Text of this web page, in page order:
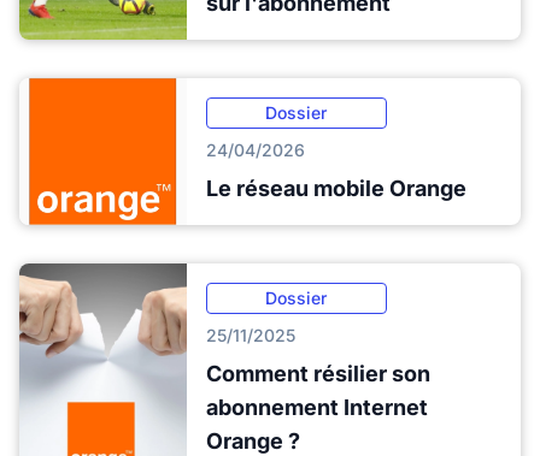
Dossier
24/04/2026
Le réseau mobile Orange
Dossier
25/11/2025
Comment résilier son
abonnement Internet
Orange ?